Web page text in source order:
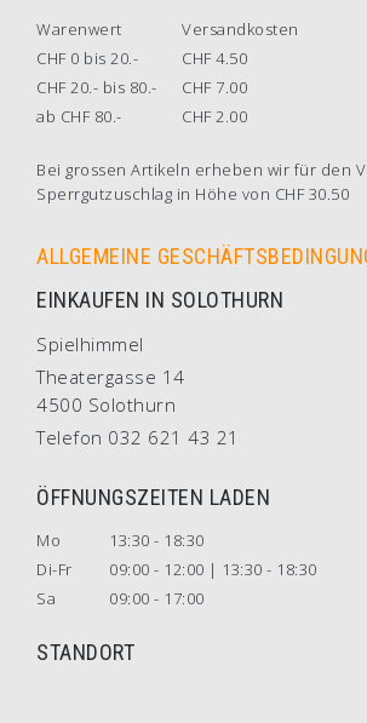
Warenwert
Versandkosten
CHF 0 bis 20.-
CHF 4.50
CHF 20.- bis 80.-
CHF 7.00
ab CHF 80.-
CHF 2.00
Bei grossen Artikeln erheben wir für den
Sperrgutzuschlag in Höhe von CHF 30.50
ALLGEMEINE
EINKAUFEN IN SOLOTHURN
Spielhimmel
Theatergasse 14
4500 Solothurn
Telefon 032 621 43 21
ÖFFNUNGSZEITEN LADEN
Mo
13:30 - 18:30
Di-Fr
09:00 - 12:00 | 13:30 - 18:30
Sa
09:00 - 17:00
STANDORT